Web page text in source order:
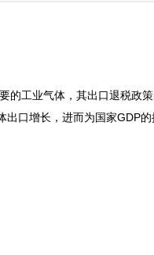
工业气体，其出口退税政
口增长，进而为国家GDP的